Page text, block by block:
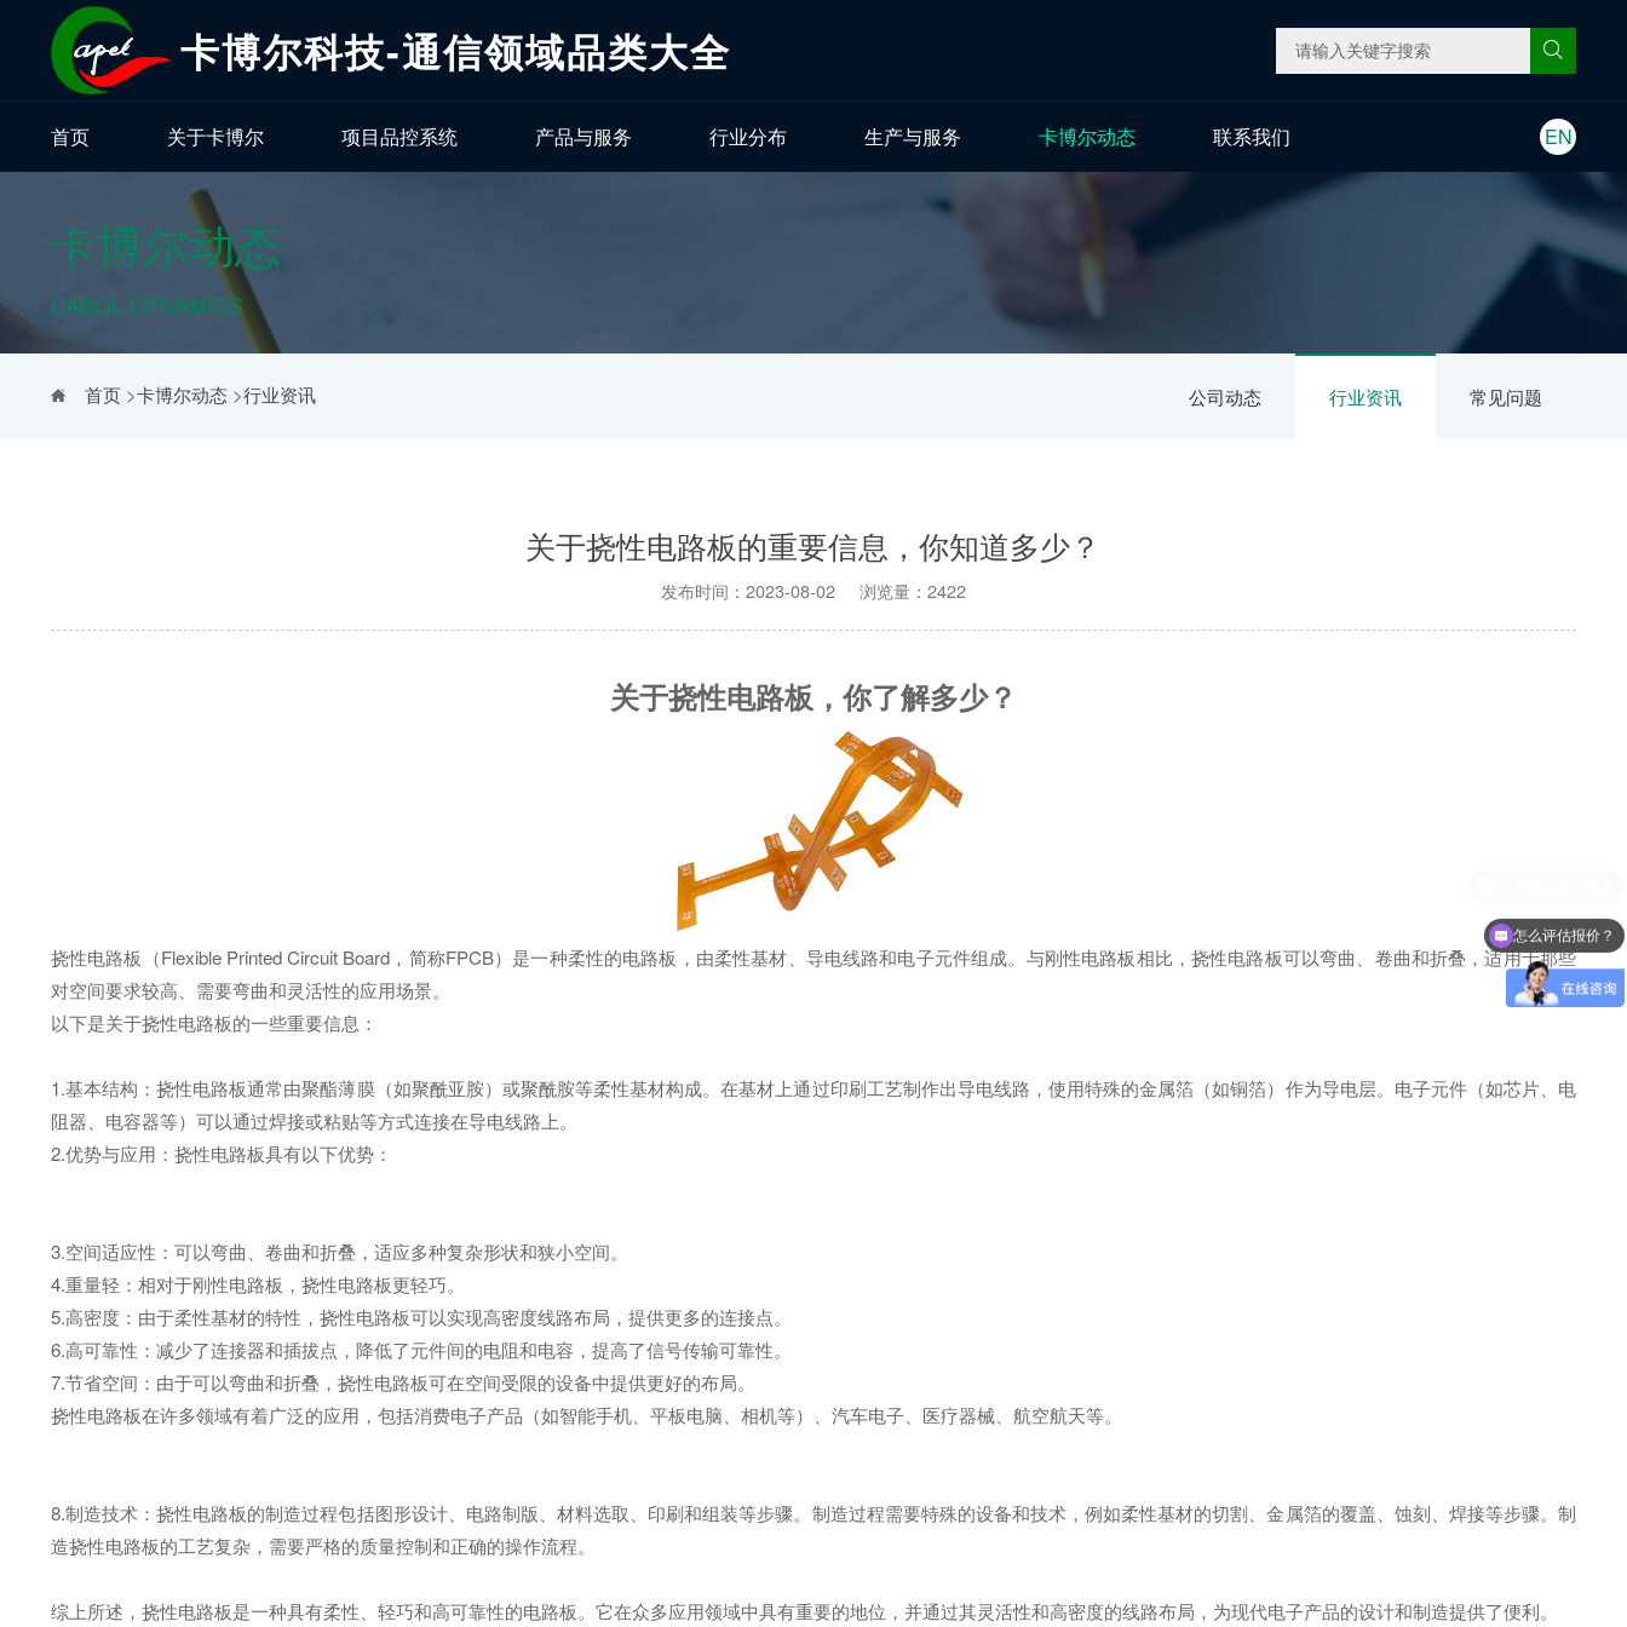
卡博尔科技-通信领域品类大全
首页 关于卡博尔 项目品控系统 产品与服务 行业分布 生产与服务 卡博尔动态 联系我们 EN
卡博尔动态
CABOL DYNAMICS
公司动态 行业资讯 常见问题
首页>卡博尔动态>行业资讯
关于挠性电路板的重要信息，你知道多少？
发布时间：2023-08-02 浏览量：2422
关于挠性电路板，你了解多少？
挠性电路板（Flexible Printed Circuit Board，简称FPCB）是一种柔性的电路板，由柔性基材、导电线路和电子元件组成。与刚性电路板相比，挠性电路板可以弯曲、卷曲和折叠，适用于那些
对空间要求较高、需要弯曲和灵活性的应用场景。
以下是关于挠性电路板的一些重要信息：
1.基本结构：挠性电路板通常由聚酯薄膜（如聚酰亚胺）或聚酰胺等柔性基材构成。在基材上通过印刷工艺制作出导电线路，使用特殊的金属箔（如铜箔）作为导电层。电子元件（如芯片、电
阻器、电容器等）可以通过焊接或粘贴等方式连接在导电线路上。
2.优势与应用：挠性电路板具有以下优势：
3.空间适应性：可以弯曲、卷曲和折叠，适应多种复杂形状和狭小空间。
4.重量轻：相对于刚性电路板，挠性电路板更轻巧。
5.高密度：由于柔性基材的特性，挠性电路板可以实现高密度线路布局，提供更多的连接点。
6.高可靠性：减少了连接器和插拔点，降低了元件间的电阻和电容，提高了信号传输可靠性。
7.节省空间：由于可以弯曲和折叠，挠性电路板可在空间受限的设备中提供更好的布局。
挠性电路板在许多领域有着广泛的应用，包括消费电子产品（如智能手机、平板电脑、相机等）、汽车电子、医疗器械、航空航天等。
8.制造技术：挠性电路板的制造过程包括图形设计、电路制版、材料选取、印刷和组装等步骤。制造过程需要特殊的设备和技术，例如柔性基材的切割、金属箔的覆盖、蚀刻、焊接等步骤。制
造挠性电路板的工艺复杂，需要严格的质量控制和正确的操作流程。
综上所述，挠性电路板是一种具有柔性、轻巧和高可靠性的电路板。它在众多应用领域中具有重要的地位，并通过其灵活性和高密度的线路布局，为现代电子产品的设计和制造提供了便利。
怎么评估报价？